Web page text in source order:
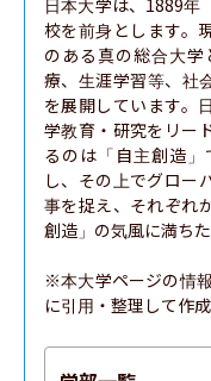
日本大学は、1889年
校を前身とします。
のある真の総合大
療、生涯学習等、社
を展開しています。
学教育・研究をリー
るのは「自主創造
し、その上でグロー
事を捉え、それぞれ
創造」の気風に満ち
※本大学ページの情
に引用・整理して作成